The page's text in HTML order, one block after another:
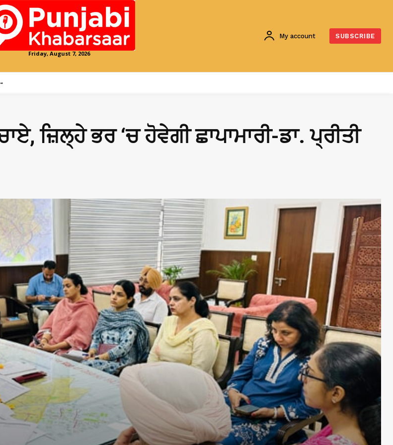
Friday, August 7, 2026
My account SUBSCRIBE
ਜ਼ਿਲ੍ਹੇ ਭਰ ‘ਚ ਹੋਵੇਗੀ ਛਾਪਾਮਾਰੀ-ਡਾ. ਪ੍ਰੀਤੀ